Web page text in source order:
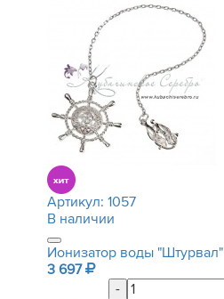
Артикул: 1057
В наличии
Ионизатор воды "Штурвал"
3 697
-